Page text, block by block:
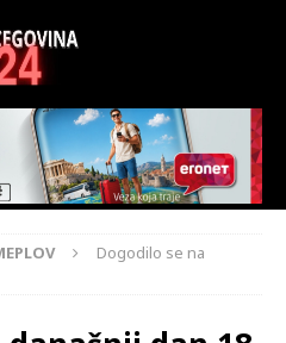
Dogodilo se na